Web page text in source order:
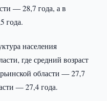
— 28,7 года, а в
года.
населения
где средний возраст
области — 27,7
— 27,4 года.